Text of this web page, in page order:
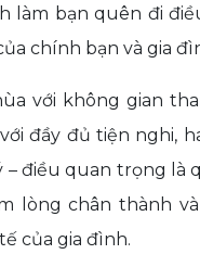
làm bạn quên đi
chính bạn và gia
với không gian
đầy đủ tiện nghi,
– điều quan trọng là
lòng chân thành
của gia đình.